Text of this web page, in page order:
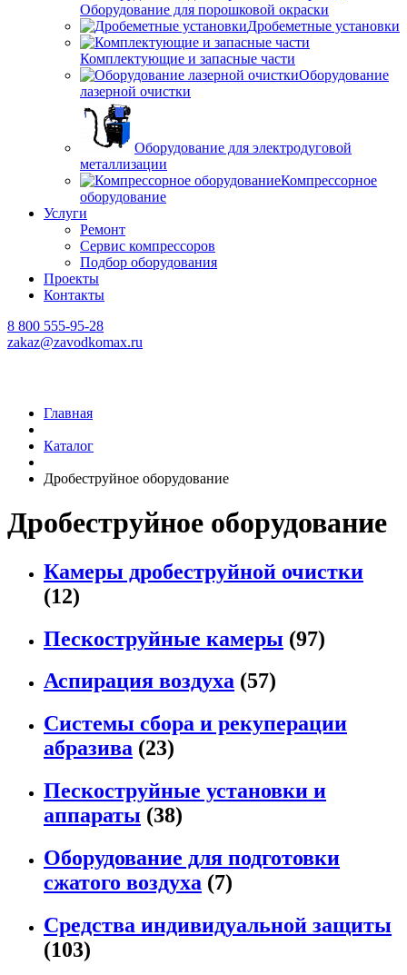
Оборудование для порошковой окраски
Дробеметные установки
Комплектующие и запасные части
Оборудование
лазерной очистки
Оборудование для электродуговой
металлизации
Компрессорное
оборудование
Услуги
Ремонт
Сервис компрессоров
Подбор оборудования
Проекты
Контакты
8 800 555-95-28
zakaz@zavodkomax.ru
Главная
Каталог
Дробеструйное оборудование
Дробеструйное оборудование
Камеры дробеструйной очистки
(12)
Пескоструйные камеры (97)
Аспирация воздуха (57)
Системы сбора и рекуперации
абразива (23)
Пескоструйные установки и
аппараты (38)
Оборудование для подготовки
сжатого воздуха (7)
Средства индивидуальной защиты
(103)